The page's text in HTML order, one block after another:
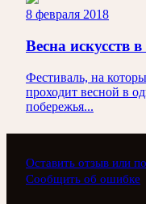
8 февраля 2018
Весна искусств
Фестиваль, на
проходит весной в
побережья...
Оставить отзыв или
Сообщить об ошибке